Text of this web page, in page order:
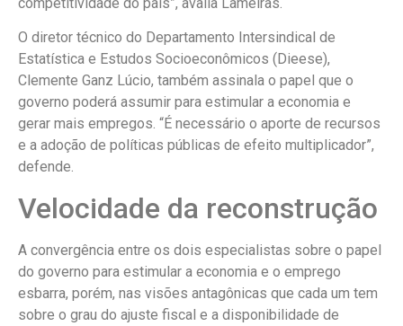
O diretor técnico do Departamento Intersindical de
Estatística e Estudos Socioeconômicos (Dieese),
Clemente Ganz Lúcio, também assinala o papel que o
governo poderá assumir para estimular a economia e
gerar mais empregos. “É necessário o aporte de recursos
e a adoção de políticas públicas de efeito multiplicador”,
defende.
Velocidade da reconstrução
A convergência entre os dois especialistas sobre o papel
do governo para estimular a economia e o emprego
esbarra, porém, nas visões antagônicas que cada um tem
sobre o grau do ajuste fiscal e a disponibilidade de